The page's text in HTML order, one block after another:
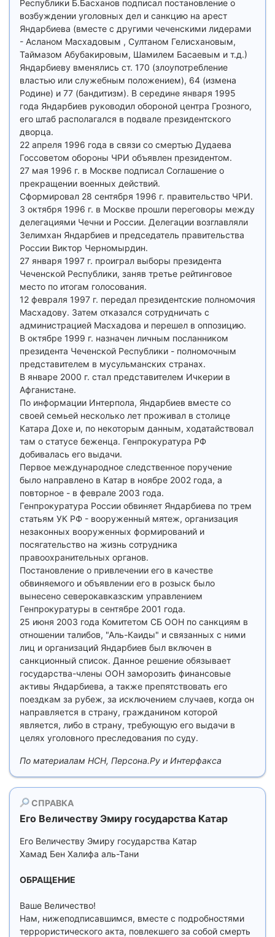
Республики Б.Басханов подписал постановление о
возбуждении уголовных дел и санкцию на арест
Яндарбиева (вместе с другими чеченскими лидерами
- Асланом Масхадовым , Султаном Гелисхановым,
Таймазом Абубакировым, Шамилем Басаевым и т.д.)
Яндарбиеву вменялись ст. 170 (злоупотребление
властью или служебным положением), 64 (измена
Родине) и 77 (бандитизм). В середине января 1995
года Яндарбиев руководил обороной центра Грозного,
его штаб располагался в подвале президентского
дворца.
22 апреля 1996 года в связи со смертью Дудаева
Госсоветом обороны ЧРИ объявлен президентом.
27 мая 1996 г. в Москве подписал Соглашение о
прекращении военных действий.
Сформировал 28 сентября 1996 г. правительство ЧРИ.
3 октября 1996 г. в Москве прошли переговоры между
делегациями Чечни и России. Делегации возглавляли
Зелимхан Яндарбиев и председатель правительства
России Виктор Черномырдин.
27 января 1997 г. проиграл выборы президента
Чеченской Республики, заняв третье рейтинговое
место по итогам голосования.
12 февраля 1997 г. передал президентские полномочия
Масхадову. Затем отказался сотрудничать с
администрацией Масхадова и перешел в оппозицию.
В октябре 1999 г. назначен личным посланником
президента Чеченской Республики - полномочным
представителем в мусульманских странах.
В январе 2000 г. стал представителем Ичкерии в
Афганистане.
По информации Интерпола, Яндарбиев вместе со
своей семьей несколько лет проживал в столице
Катара Дохе и, по некоторым данным, ходатайствовал
там о статусе беженца. Генпрокуратура РФ
добивалась его выдачи.
Первое международное следственное поручение
было направлено в Катар в ноябре 2002 года, а
повторное - в феврале 2003 года.
Генпрокуратура России обвиняет Яндарбиева по трем
статьям УК РФ - вооруженный мятеж, организация
незаконных вооруженных формирований и
посягательство на жизнь сотрудника
правоохранительных органов.
Постановление о привлечении его в качестве
обвиняемого и объявлении его в розыск было
вынесено северокавказским управлением
Генпрокуратуры в сентябре 2001 года.
25 июня 2003 года Комитетом СБ ООН по санкциям в
отношении талибов, "Аль-Каиды" и связанных с ними
лиц и организаций Яндарбиев был включен в
санкционный список. Данное решение обязывает
государства-члены ООН заморозить финансовые
активы Яндарбиева, а также препятствовать его
поездкам за рубеж, за исключением случаев, когда он
направляется в страну, гражданином которой
является, либо в страну, требующую его выдачи в
целях уголовного преследования по суду.
По материалам НСН, Персона.Ру и Интерфакса
СПРАВКА
Его Величеству Эмиру государства Катар
Его Величеству Эмиру государства Катар
Хамад Бен Халифа аль-Тани
ОБРАЩЕНИЕ
Ваше Величество!
Нам, нижеподписавшимся, вместе с подробностями
террористического акта, повлекшего за собой смерть